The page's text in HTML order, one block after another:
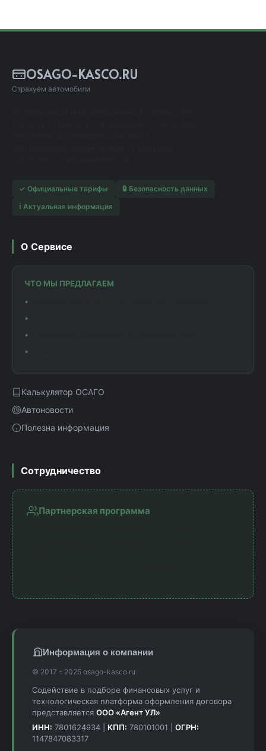
OSAGO-KASCO.RU
Страхуем автомобили
✓ Официальные тарифы
🔒 Безопасность данных
ℹ️ Актуальная информация
О Сервисе
ЧТО МЫ ПРЕДЛАГАЕМ
Калькулятор ОСАГО
Автоновости
Полезна информация
Сотрудничество
Партнерская программа
Информация о компании
© 2017 - 2025 osago-kasco.ru
Содействие в подборе финансовых услуг и
технологическая платформа оформления договора
представляется ООО «Агент УЛ»
ИНН: 7801624934 | КПП: 780101001 | ОГРН:
1147847083317